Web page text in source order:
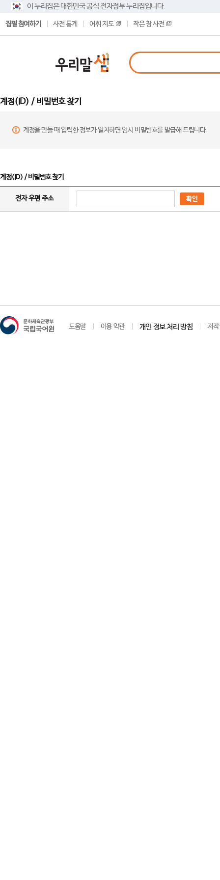
이 누리집은 대한민국 공식 전자정부 누리집입니다.
집필 참여하기 사전 통계 어휘 지도 작은 창 사전
계정(ID) / 비밀번호 찾기
계정을 만들 때 입력한 정보가 일치하면 임시 비밀번호를 발급해 드립니다.
계정(ID) / 비밀번호 찾기
전자 우편 주소 확인
도움말 이용 약관 개인 정보 처리 방침 저